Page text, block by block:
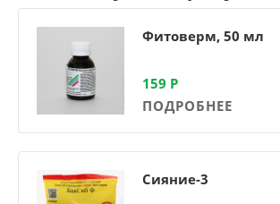
Фитоверм, 50 мл
159 Р
ПОДРОБНЕЕ
Сияние-3